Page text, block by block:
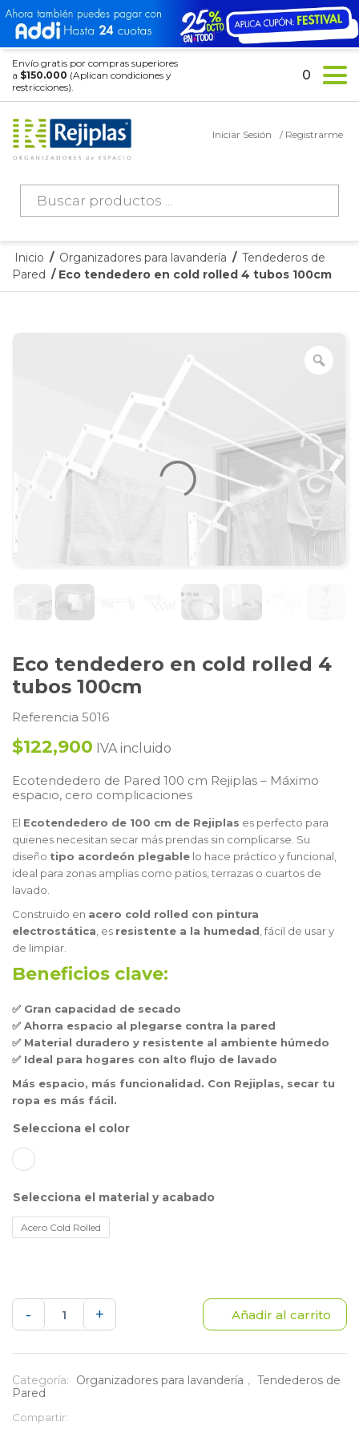
Envío gratis por compras superiores
a $150.000 (Aplican condiciones y
restricciones).
Búsqueda
productos
Iniciar Sesión / Registrarme
0
Inicio / Organizadores para lavandería / Tendederos de
Pared / Eco tendedero en cold rolled 4 tubos 100cm
Eco tendedero en cold rolled 4
tubos 100cm
Referencia 5016
$122,900 IVA incluido
Ecotendedero de Pared 100 cm Rejiplas – Máximo
espacio, cero complicaciones
El Ecotendedero de 100 cm de Rejiplas es perfecto para
quienes necesitan secar más prendas sin complicarse. Su
diseño tipo acordeón plegable lo hace práctico y funcional,
ideal para zonas amplias como patios, terrazas o cuartos de
lavado.
Construido en acero cold rolled con pintura
electrostática, es resistente a la humedad, fácil de usar y
de limpiar.
Beneficios clave:
✅ Gran capacidad de secado
✅ Ahorra espacio al plegarse contra la pared
✅ Material duradero y resistente al ambiente húmedo
✅ Ideal para hogares con alto flujo de lavado
Más espacio, más funcionalidad. Con Rejiplas, secar tu
ropa es más fácil.
color
material y acabado
Acero Cold Rolled
-
Eco
en
+ Añadir al carrito
Categoría: Organizadores para lavandería , Tendederos de
Pared
Compartir: